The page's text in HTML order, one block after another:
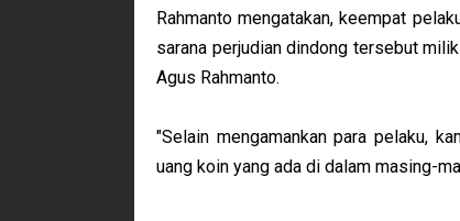
Rahmanto mengatakan, keempat
sarana perjudian dindong tersebut
Agus Rahmanto.
"Selain mengamankan para pelaku,
uang koin yang ada di dalam masing-